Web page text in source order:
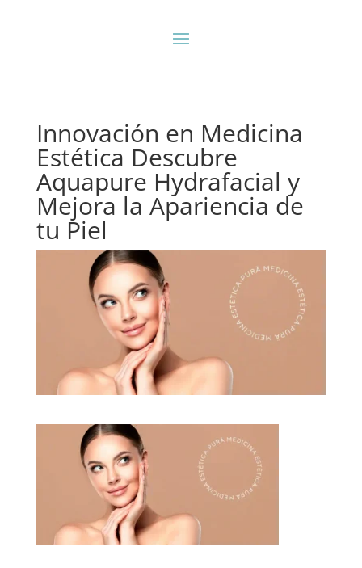
Innovación en Medicina
Estética Descubre
Aquapure Hydrafacial y
Mejora la Apariencia de
tu Piel